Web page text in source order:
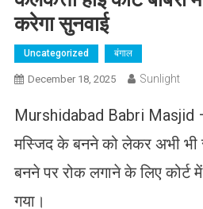
करेगा सुनवाई
Uncategorized बंगाल
December 18, 2025 Sunlight
Murshidabad Babri Masjid –
मस्जिद के बनने को लेकर अभी भी
बनने पर रोक लगाने के लिए कोर्ट में
गया।